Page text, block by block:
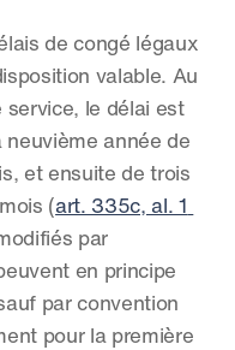
de congé légaux
valable. Au
service, le délai est
neuvième année de
et ensuite de trois
(art. 335c, al. 1
par
en principe
par convention
pour la première